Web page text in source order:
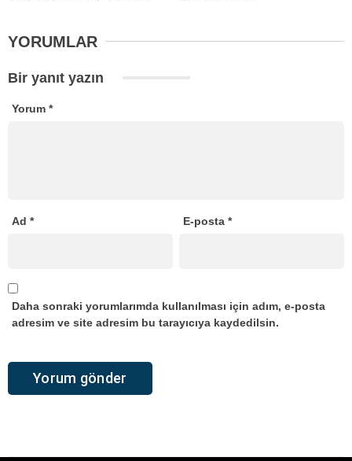
YORUMLAR
Bir yanıt yazın
Yorum *
Ad * E-posta*
Daha sonraki yorumlarımda kullanılması için adım, e-posta
adresim ve site adresim bu tarayıcıya kaydedilsin.